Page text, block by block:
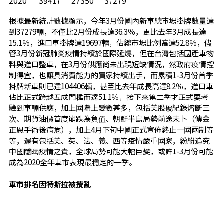
根據最新統計數據顯示，今年3月份國內新車總市場掛牌數量達
到37279輛，不僅比2月份成長達36.3％，更比去年3月成長達
15.1％，進口車掛牌達19697輛，佔總市場比例高達52.8％，儘
管3月份新冠肺炎疫情持續於國際延燒，但在台灣包括國產車物
料與進口整車，在3月份供應尚未出現短缺情況，然政府疫情控
制得宜，也讓具消費能力的買家持續出手，而累積1-3月份首季
掛牌新車則已達104406輛，甚至比去年成長高達8.2％，進口車
佔比正式跨越五成門檻而達51.1％，接下來第二季才正式要考
驗到車輛供應，加上國際上變數甚多，包括美股破紀錄熔斷三
次、期貨油價首度崩跌為負值、朝鮮半島局勢前途未卜（傳金
正恩手術後病危），加上4月下旬中國正式宣佈終止一國兩制等
等，還有包括美、英、法、義、西等疫情嚴重國家，紛紛追究
中國隱瞞疫情之責，全球局勢可能大幅巨變，或許1-3月份可能
成為2020全年車市表現最穩定的一季。
車市排名因特斯拉被攪亂